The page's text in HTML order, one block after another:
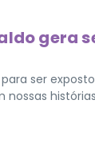
gera
ser